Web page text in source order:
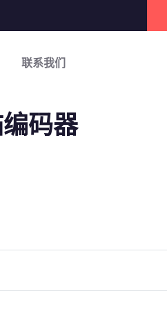
联系我们
码器